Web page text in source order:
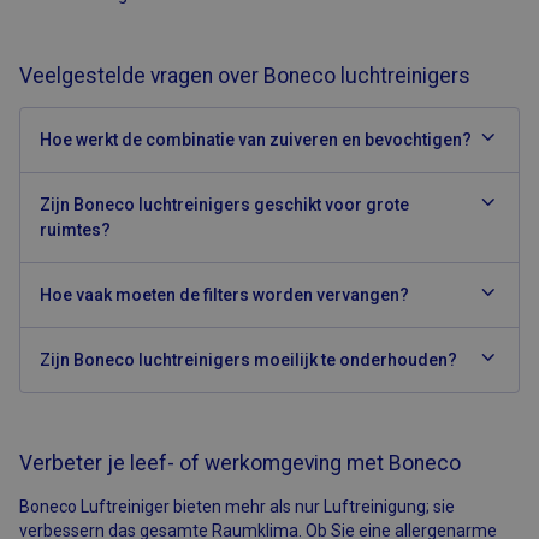
Veelgestelde vragen over Boneco luchtreinigers
Hoe werkt de combinatie van zuiveren en bevochtigen?
Zijn Boneco luchtreinigers geschikt voor grote
ruimtes?
Hoe vaak moeten de filters worden vervangen?
Zijn Boneco luchtreinigers moeilijk te onderhouden?
Verbeter je leef- of werkomgeving met Boneco
Boneco Luftreiniger bieten mehr als nur Luftreinigung; sie
verbessern das gesamte Raumklima. Ob Sie eine allergenarme
de website mogelijk, zoals gebruikersaanmelding en
Domein
CFID
Adobe Inc.
1 dag
Cookie ingesteld
toepassingen.
wordt gebruikt
met CFTOKEN en
clientapparaat
te identificeren,
kan bijhouden.
worden gebruikt,
is specifiek voor
de site. CFID
Google Privacy Policy